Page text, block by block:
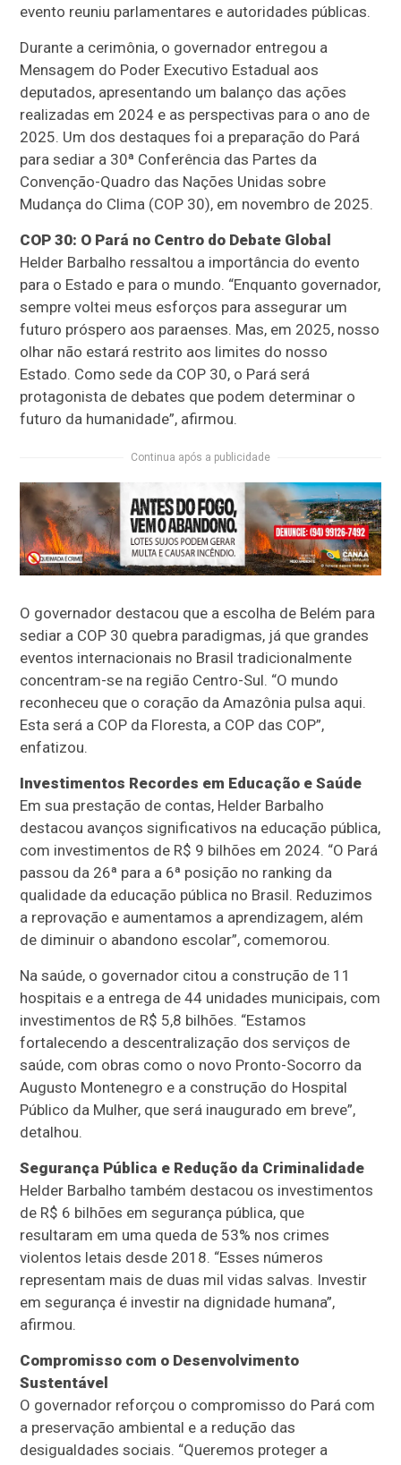
evento reuniu parlamentares e autoridades públicas.
Durante a cerimônia, o governador entregou a
Mensagem do Poder Executivo Estadual aos
deputados, apresentando um balanço das ações
realizadas em 2024 e as perspectivas para o ano de
2025. Um dos destaques foi a preparação do Pará
para sediar a 30ª Conferência das Partes da
Convenção-Quadro das Nações Unidas sobre
Mudança do Clima (COP 30), em novembro de 2025.
COP 30: O Pará no Centro do Debate Global
Helder Barbalho ressaltou a importância do evento
para o Estado e para o mundo. “Enquanto governador,
sempre voltei meus esforços para assegurar um
futuro próspero aos paraenses. Mas, em 2025, nosso
olhar não estará restrito aos limites do nosso
Estado. Como sede da COP 30, o Pará será
protagonista de debates que podem determinar o
futuro da humanidade”, afirmou.
Continua após a publicidade
O governador destacou que a escolha de Belém para
sediar a COP 30 quebra paradigmas, já que grandes
eventos internacionais no Brasil tradicionalmente
concentram-se na região Centro-Sul. “O mundo
reconheceu que o coração da Amazônia pulsa aqui.
Esta será a COP da Floresta, a COP das COP”,
enfatizou.
Investimentos Recordes em Educação e Saúde
Em sua prestação de contas, Helder Barbalho
destacou avanços significativos na educação pública,
com investimentos de R$ 9 bilhões em 2024. “O Pará
passou da 26ª para a 6ª posição no ranking da
qualidade da educação pública no Brasil. Reduzimos
a reprovação e aumentamos a aprendizagem, além
de diminuir o abandono escolar”, comemorou.
Na saúde, o governador citou a construção de 11
hospitais e a entrega de 44 unidades municipais, com
investimentos de R$ 5,8 bilhões. “Estamos
fortalecendo a descentralização dos serviços de
saúde, com obras como o novo Pronto-Socorro da
Augusto Montenegro e a construção do Hospital
Público da Mulher, que será inaugurado em breve”,
detalhou.
Segurança Pública e Redução da Criminalidade
Helder Barbalho também destacou os investimentos
de R$ 6 bilhões em segurança pública, que
resultaram em uma queda de 53% nos crimes
violentos letais desde 2018. “Esses números
representam mais de duas mil vidas salvas. Investir
em segurança é investir na dignidade humana”,
afirmou.
Compromisso com o Desenvolvimento
Sustentável
O governador reforçou o compromisso do Pará com
a preservação ambiental e a redução das
desigualdades sociais. “Queremos proteger a